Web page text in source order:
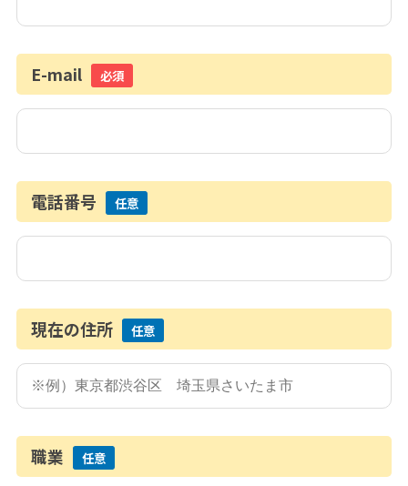
E-mail 必須
電話番号 任意
現在の住所 任意
職業 任意